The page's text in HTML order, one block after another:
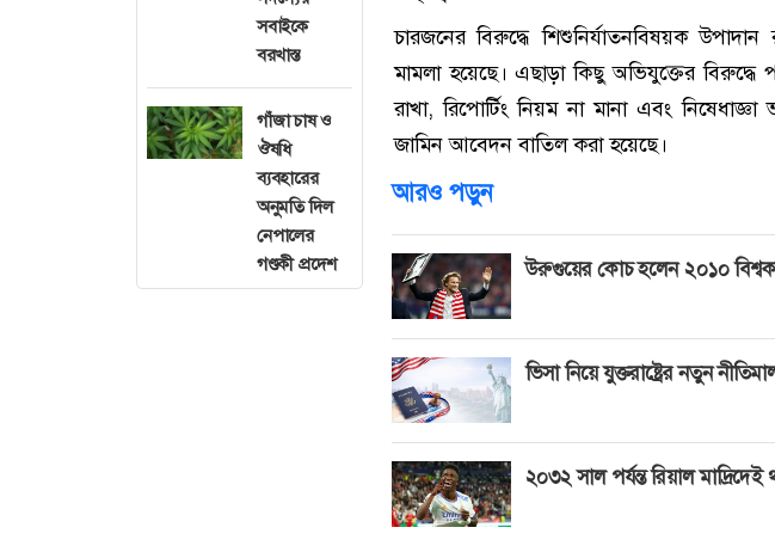
সবাইকে
বরখাস্ত
গাঁজা চাষ ও
ঔষধি
ব্যবহারের
অনুমতি দিল
নেপালের
গণ্ডকী প্রদেশ
চারজনের বিরুদ্ধে শিশুনির্যাতনবিষয়ক
মামলা হয়েছে। এছাড়া কিছু অভিযুক্তের বিরুদ্ধে
রাখা, রিপোর্টিং নিয়ম না মানা এবং
জামিন আবেদন বাতিল করা হয়েছে।
আরও পড়ুন
উরুগুয়ের কোচ হলেন ২০১০
ভিসা নিয়ে যুক্তরাষ্ট্রের নতুন
২০৩২ সাল পর্যন্ত রিয়াল